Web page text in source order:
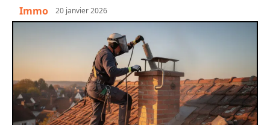
Immo 20 janvier 2026